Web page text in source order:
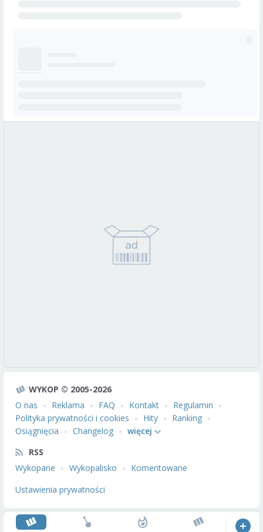
WYKOP © 2005-2026
O nas
Reklama FAQ Kontakt
Regulamin
Polityka prywatności i cookies
Hity
Ranking
Osiągnięcia
Changelog
więcej
RSS
Wykopane
Wykopalisko
Komentowane
Ustawienia prywatności